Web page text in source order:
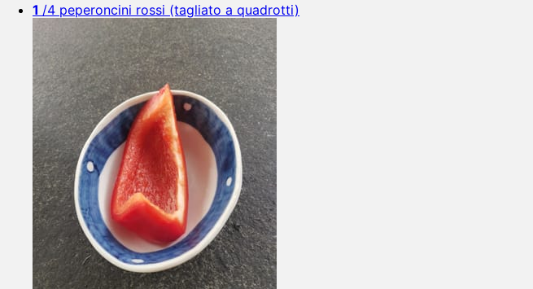
1 /4 peperoncini rossi (tagliato a quadrotti)